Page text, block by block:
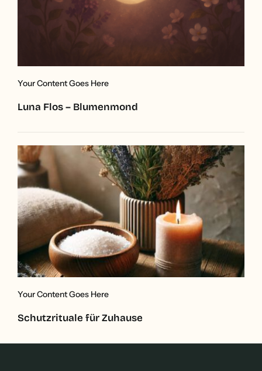
Your Content Goes Here
Luna Flos – Blumenmond
Your Content Goes Here
Schutzrituale für Zuhause